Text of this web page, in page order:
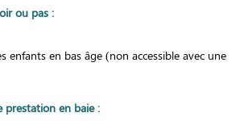
ou pas :
enfants en bas âge (non accessible avec une
prestation en baie: